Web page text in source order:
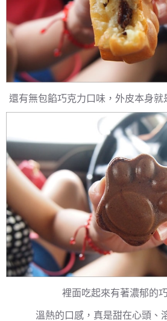
還有無包餡巧克力口味，外皮本身
裡面吃起來有著濃郁的
溫熱的口感，真是甜在心頭、